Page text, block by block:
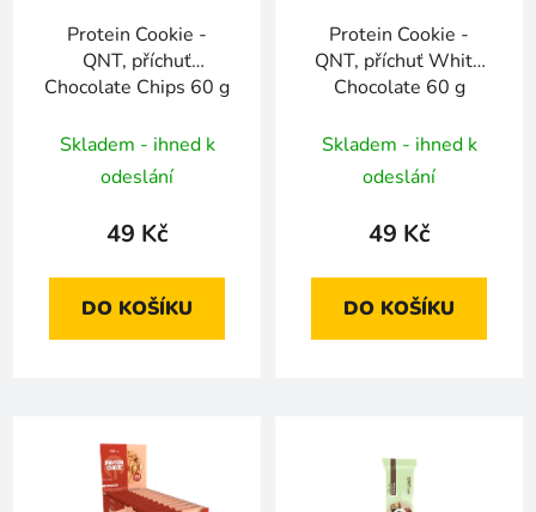
Protein Cookie -
QNT, příchuť
Chocolate Chips 60 g
Skladem - ihned k
odeslání
49 Kč
DO KOŠÍKU
Protein Cookie -
QNT, příchuť White
Chocolate 60 g
Skladem - ihned k
odeslání
49 Kč
DO KOŠÍKU